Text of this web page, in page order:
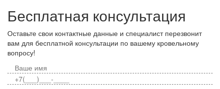
Бесплатная консультация
Оставьте свои контактные данные и специалист перезвонит
вам для бесплатной консультации по вашему кровельному
вопросу!